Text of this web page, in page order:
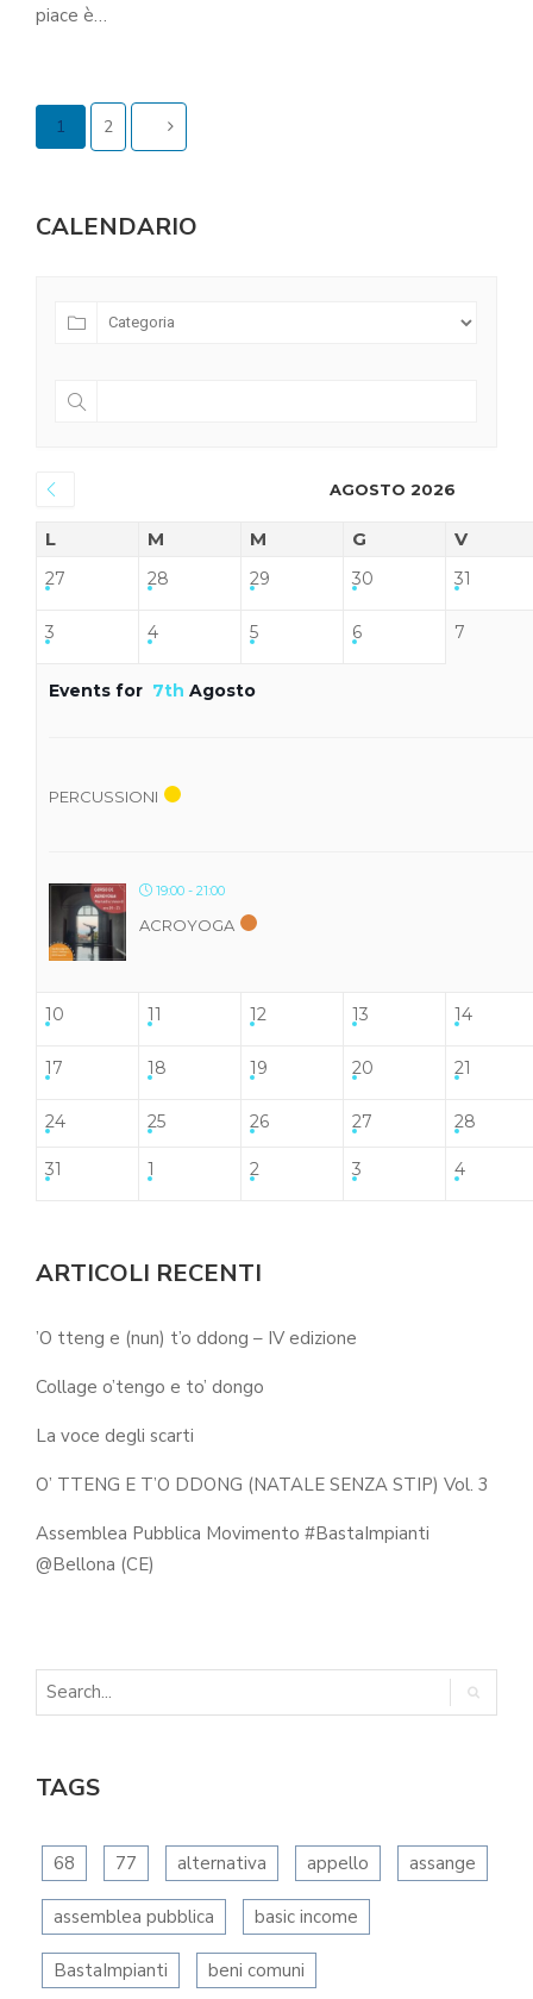
piace è…
1 2
CALENDARIO
AGOSTO 2026
L M M G V
27 28 29 30 31
3 4 5 6 7
Events for 7th Agosto
PERCUSSIONI
19:00 - 21:00
ACROYOGA
10 11 12 13 14
17 18 19 20 21
24 25 26 27 28
31 1 2 3 4
ARTICOLI RECENTI
’O tteng e (nun) t’o ddong – IV edizione
Collage o’tengo e to’ dongo
La voce degli scarti
O’ TTENG E T’O DDONG (NATALE SENZA STIP) Vol. 3
Assemblea Pubblica Movimento #BastaImpianti
@Bellona (CE)
TAGS
68 77 alternativa appello assange
assemblea pubblica basic income
BastaImpianti beni comuni